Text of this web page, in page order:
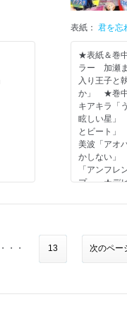
いま
ます。
あります。
表紙：君を忘
★表紙＆巻
ラー 加瀬
入り王子
か」 ★巻中
キアキラ「
眩しい星」
とビート
美波「アオ
かしない」
「アンフ
プ」 ★デビ
い「（未）
生、水名
別掲載！
・・・ 13 次のペー